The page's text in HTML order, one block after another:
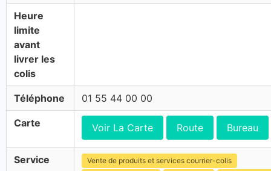
Heure
limite
avant
livrer les
colis
Téléphone 01 55 44 00 00
Carte Voir La Carte Route Bureau
Service
Vente de produits et services courrier-colis